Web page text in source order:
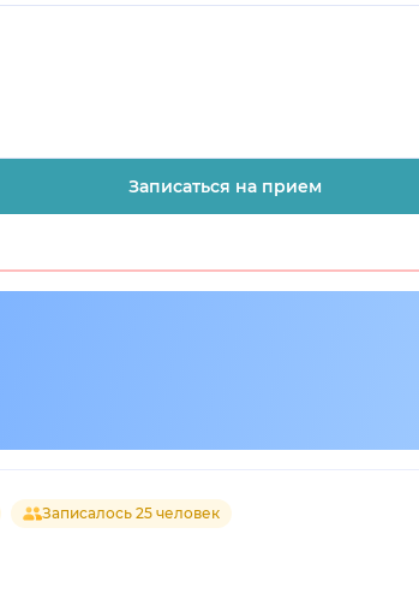
Записаться на прием
Записалось 25 человек